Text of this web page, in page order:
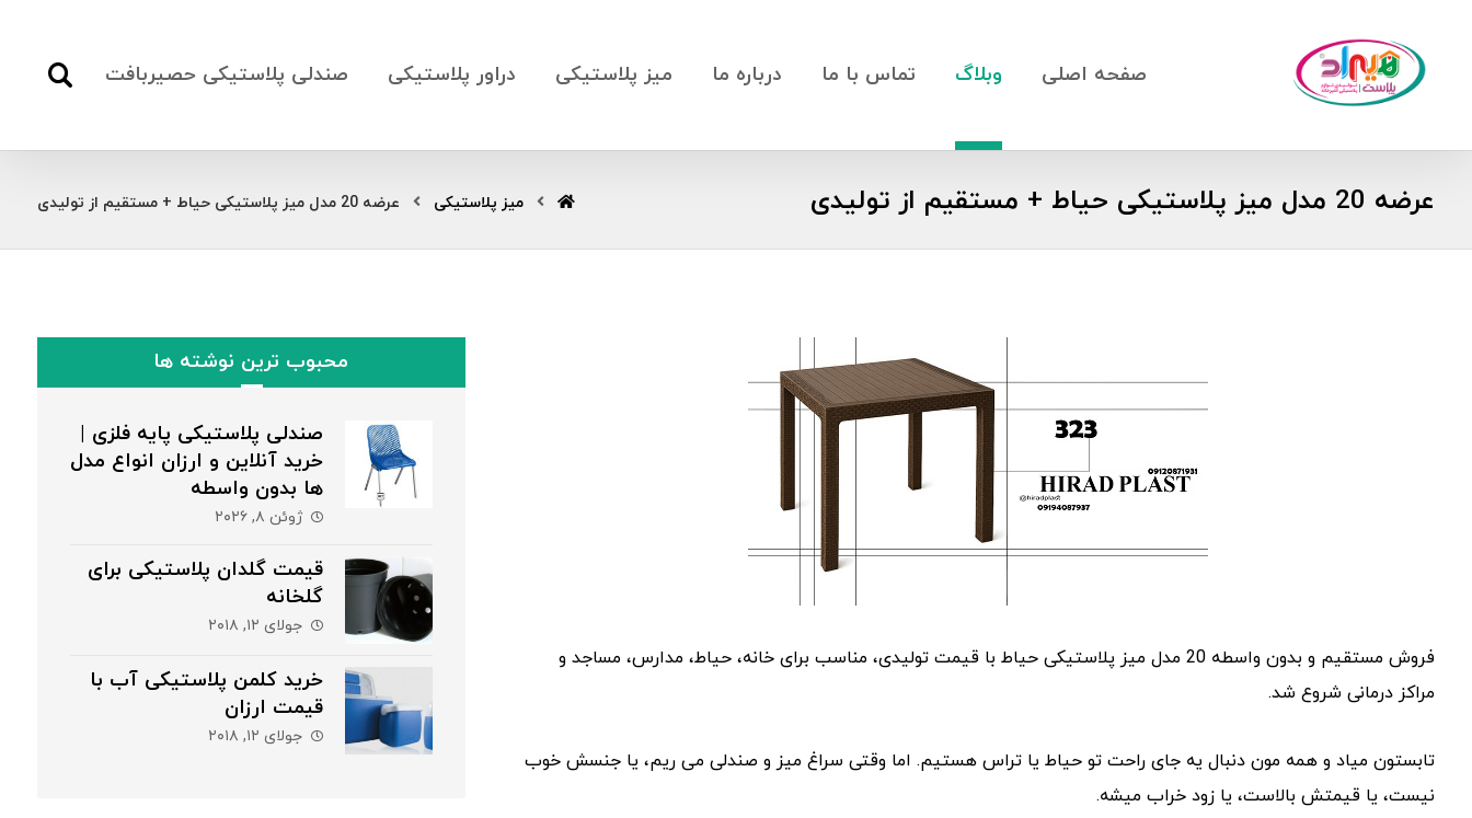
صفحه اصلی وبلاگ تماس با ما درباره ما میز پلاستیکی دراور پلاستیکی صندلی پلاستیکی حصیربافت
عرضه 20 مدل میز پلاستیکی حیاط + مستقیم از تولیدی میز پلاستیکی عرضه 20 مدل میز پلاستیکی حیاط + مستقیم از تولیدی
فروش مستقیم و بدون واسطه 20 مدل میز پلاستیکی حیاط با قیمت تولیدی، مناسب برای خانه، حیاط، مدارس، مساجد و
مراکز درمانی شروع شد.
تابستون میاد و همه‌ مون دنبال یه جای راحت تو حیاط یا تراس هستیم. اما وقتی سراغ میز و صندلی می ‌ریم، یا جنسش خوب
نیست، یا قیمتش بالاست، یا زود خراب میشه.
محبوب ترین نوشته ها
صندلی پلاستیکی پایه فلزی |
خرید آنلاین و ارزان انواع مدل
ها بدون واسطه
ژوئن ۸, ۲۰۲۶
قیمت گلدان پلاستیکی برای
گلخانه
جولای ۱۲, ۲۰۱۸
خرید کلمن پلاستیکی آب با
قیمت ارزان
جولای ۱۲, ۲۰۱۸